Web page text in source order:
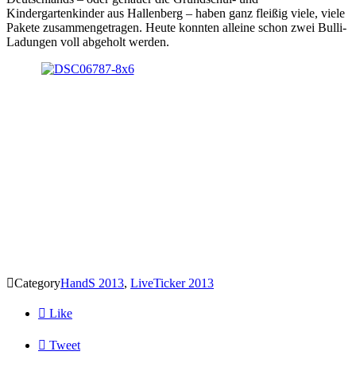
Kindergartenkinder aus Hallenberg – haben ganz fleißig viele, viele
Pakete zusammengetragen. Heute konnten alleine schon zwei Bulli-
Ladungen voll abgeholt werden.
CategoryHandS 2013, LiveTicker 2013
 Like
 Tweet